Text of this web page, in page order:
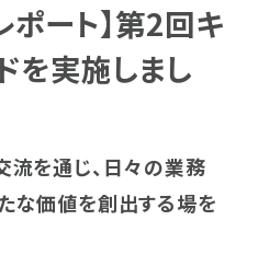
ポート】第2回キ
を実施しまし
流を通じ、日々の業務
な価値を創出する場を